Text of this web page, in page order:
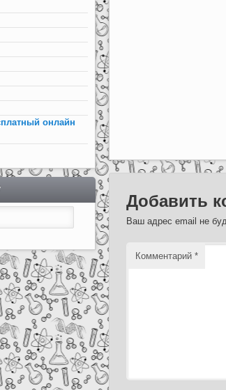
Добавить
Ваш адрес email не
Комментарий*
онлайн